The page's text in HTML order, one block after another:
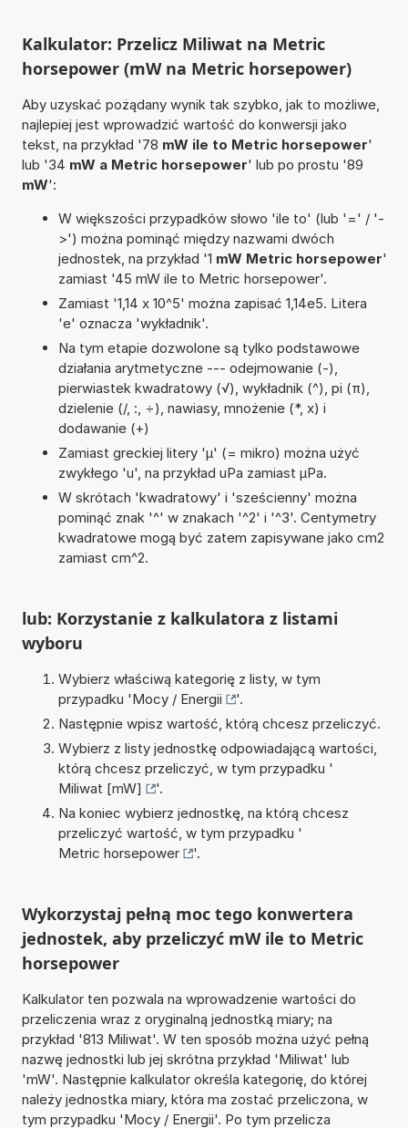
Kalkulator: Przelicz Miliwat na Metric
horsepower (mW na Metric horsepower)
Aby uzyskać pożądany wynik tak szybko, jak to możliwe,
najlepiej jest wprowadzić wartość do konwersji jako
tekst, na przykład '78 mW ile to Metric horsepower'
lub '34 mW a Metric horsepower' lub po prostu '89
mW':
W większości przypadków słowo 'ile to' (lub '=' / '-
>') można pominąć między nazwami dwóch
jednostek, na przykład '1 mW Metric horsepower'
zamiast '45 mW ile to Metric horsepower'.
Zamiast '1,14 x 10^5' można zapisać 1,14e5. Litera
'e' oznacza 'wykładnik'.
Na tym etapie dozwolone są tylko podstawowe
działania arytmetyczne --- odejmowanie (-),
pierwiastek kwadratowy (√), wykładnik (^), pi (π),
dzielenie (/, :, ÷), nawiasy, mnożenie (*, x) i
dodawanie (+)
Zamiast greckiej litery 'µ' (= mikro) można użyć
zwykłego 'u', na przykład uPa zamiast µPa.
W skrótach 'kwadratowy' i 'sześcienny' można
pominąć znak '^' w znakach '^2' i '^3'. Centymetry
kwadratowe mogą być zatem zapisywane jako cm2
zamiast cm^2.
lub: Korzystanie z kalkulatora z listami
wyboru
Wybierz właściwą kategorię z listy, w tym
przypadku 'Mocy / Energii
'.
Następnie wpisz wartość, którą chcesz przeliczyć.
Wybierz z listy jednostkę odpowiadającą wartości,
którą chcesz przeliczyć, w tym przypadku '
Miliwat [mW]
'.
Na koniec wybierz jednostkę, na którą chcesz
przeliczyć wartość, w tym przypadku '
Metric horsepower
'.
Wykorzystaj pełną moc tego konwertera
jednostek, aby przeliczyć mW ile to Metric
horsepower
Kalkulator ten pozwala na wprowadzenie wartości do
przeliczenia wraz z oryginalną jednostką miary; na
przykład '813 Miliwat'. W ten sposób można użyć pełną
nazwę jednostki lub jej skrótna przykład 'Miliwat' lub
'mW'. Następnie kalkulator określa kategorię, do której
należy jednostka miary, która ma zostać przeliczona, w
tym przypadku 'Mocy / Energii'. Po tym przelicza